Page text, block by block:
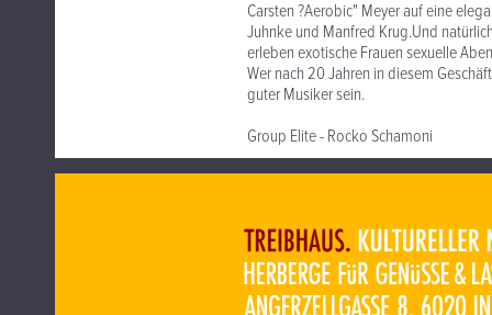
Carsten ?Aerobic" Meyer auf eine
Juhnke und Manfred Krug.Und
erleben exotische Frauen sexuelle
Wer nach 20 Jahren in diesem
guter Musiker sein.
Group Elite - Rocko Schamoni